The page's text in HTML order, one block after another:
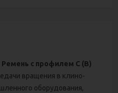
Ремень с профилем С (В)
вращения в клино-
оборудования,